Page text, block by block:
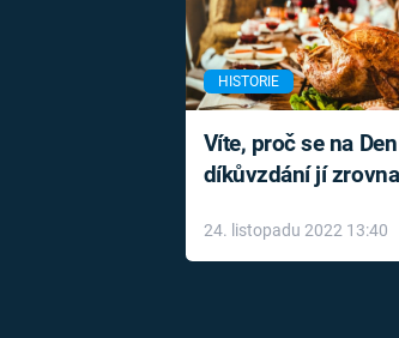
HISTORIE
Víte, proč se na Den
díkůvzdání jí
24. listopadu 2022 13:40